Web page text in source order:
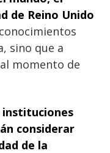
de Reino Unido
sino que a
momento de
instituciones
considerar
de la